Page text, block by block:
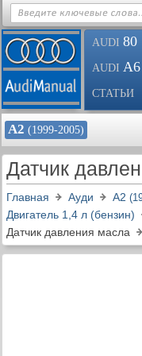
AUDI 80
AUDI A6
СТАТЬИ
А2 (1999-2005)
Датчик
Главная Ауди А2
Двигатель 1,4 л (бензин)
Датчик давления масла